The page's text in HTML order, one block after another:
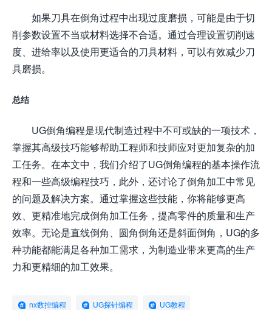
如果刀具在倒角过程中出现过度磨损，可能是由于切
削参数设置不当或材料选择不合适。通过合理设置切削速
度、进给率以及使用更适合的刀具材料，可以有效减少刀
具磨损。
总结
UG倒角编程是现代制造过程中不可或缺的一项技术，
掌握其高级技巧能够帮助工程师和技师应对更加复杂的加
工任务。在本文中，我们介绍了UG倒角编程的基本操作流
程和一些高级编程技巧，此外，还讨论了倒角加工中常见
的问题及解决方案。通过掌握这些技能，你将能够更高
效、更精准地完成倒角加工任务，提高零件的质量和生产
效率。无论是直线倒角、圆角倒角还是斜面倒角，UG的多
种功能都能满足各种加工需求，为制造业带来更高的生产
力和更精细的加工效果。
nx数控编程 UG探针编程 UG教程